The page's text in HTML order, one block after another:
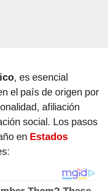
, es esencial
el país de origen por
afiliación
social. Los pasos
en Estados